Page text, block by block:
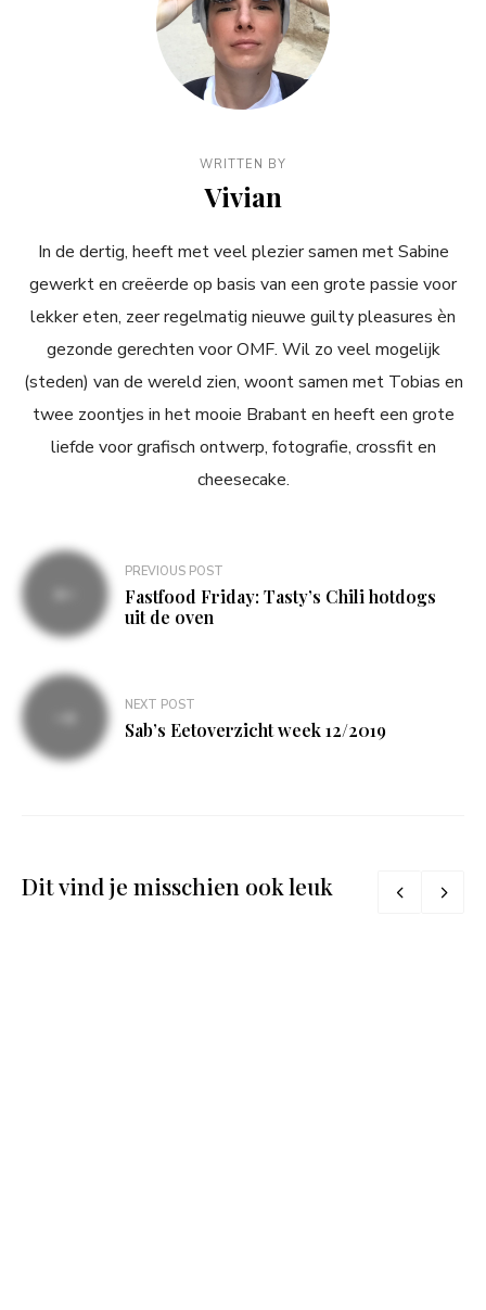
WRITTEN BY
Vivian
In de dertig, heeft met veel plezier samen met Sabine
gewerkt en creëerde op basis van een grote passie voor
lekker eten, zeer regelmatig nieuwe guilty pleasures èn
gezonde gerechten voor OMF. Wil zo veel mogelijk
(steden) van de wereld zien, woont samen met Tobias en
twee zoontjes in het mooie Brabant en heeft een grote
liefde voor grafisch ontwerp, fotografie, crossfit en
cheesecake.
Bericht
navigatie
PREVIOUS POST
Fastfood Friday: Tasty’s Chili hotdogs
uit de oven
NEXT POST
Sab’s Eetoverzicht week 12/2019
Dit vind je misschien ook leuk